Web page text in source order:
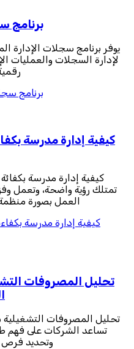
برنامج
يوفر برنامج سجلات الإدارة
لإدارة السجلات والعمليات
برنامج
كيفية إدارة مدرسة
كيفية إدارة مدرسة
تمتلك رؤية واضحة،
العمل بصورة
كيفية إدارة مدرسة
تحليل المصروفات
تحليل المصروفات التشغيلية
تساعد الشركات على فهم
وتحديد فرص